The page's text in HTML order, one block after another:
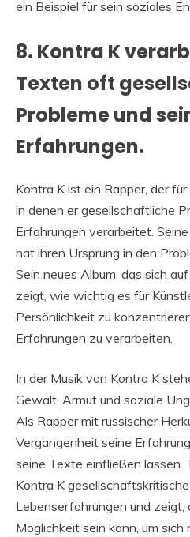
ein Beispiel für sein soziales
8. Kontra K
Texten oft
Probleme und
Erfahrungen.
Kontra K ist ein Rapper, der
in denen er gesellschaftliche
Erfahrungen verarbeitet.
hat ihren Ursprung in den
Sein neues Album, das sich
zeigt, wie wichtig es für
Persönlichkeit zu
Erfahrungen zu verarbeiten.
In der Musik von Kontra K
Gewalt, Armut und soziale
Als Rapper mit russischer
Vergangenheit seine
seine Texte einfließen lassen.
Kontra K
Lebenserfahrungen und zeigt,
Möglichkeit sein kann, um sich